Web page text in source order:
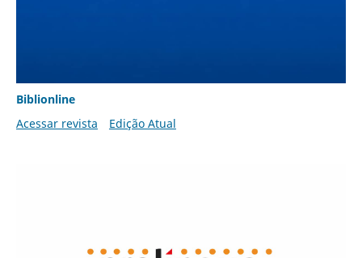
Biblionline
Acessar revista
Edição Atual